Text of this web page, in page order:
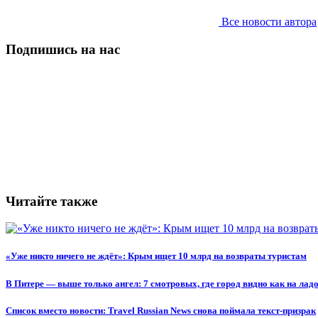
Все новости автора
Подпишись на нас
Читайте также
«Уже никто ничего не ждёт»: Крым ищет 10 млрд на возвраты туристам
В Питере — выше только ангел: 7 смотровых, где город видно как на
Список вместо новости: Travel Russian News снова поймала текст-призрак